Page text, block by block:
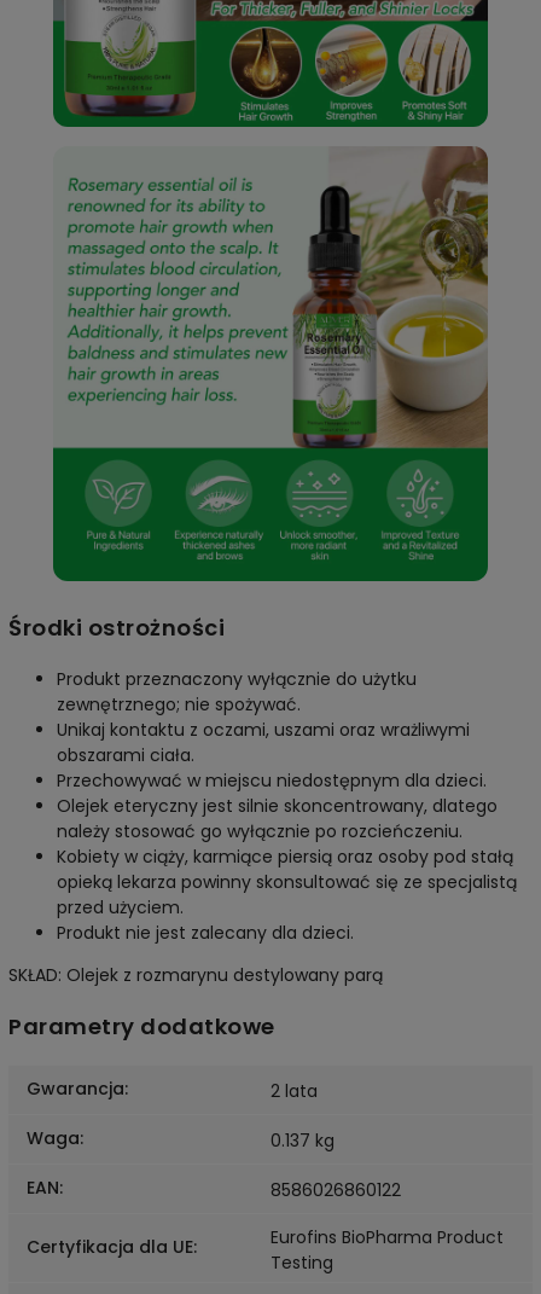
Środki ostrożności
Produkt przeznaczony wyłącznie do użytku
zewnętrznego; nie spożywać.
Unikaj kontaktu z oczami, uszami oraz wrażliwymi
obszarami ciała.
Przechowywać w miejscu niedostępnym dla dzieci.
Olejek eteryczny jest silnie skoncentrowany, dlatego
należy stosować go wyłącznie po rozcieńczeniu.
Kobiety w ciąży, karmiące piersią oraz osoby pod stałą
opieką lekarza powinny skonsultować się ze specjalistą
przed użyciem.
Produkt nie jest zalecany dla dzieci.
SKŁAD: Olejek z rozmarynu destylowany parą
Parametry dodatkowe
Gwarancja:
2 lata
Waga:
0.137 kg
EAN: 8586026860122
Certyfikacja dla UE:
Eurofins BioPharma Product
Testing